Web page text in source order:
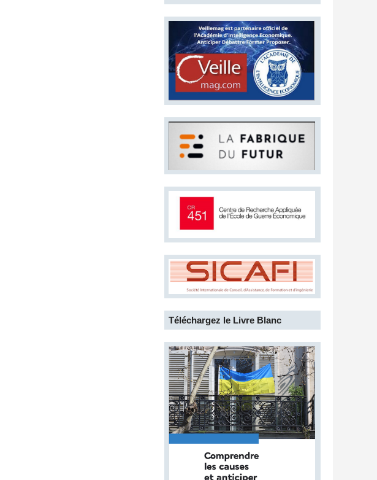
Téléchargez le Livre Blanc